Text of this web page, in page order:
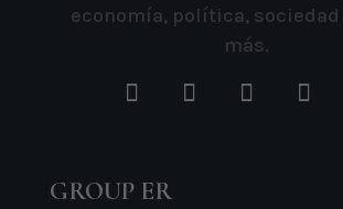
economía, política, sociedad
más.
GROUP ER